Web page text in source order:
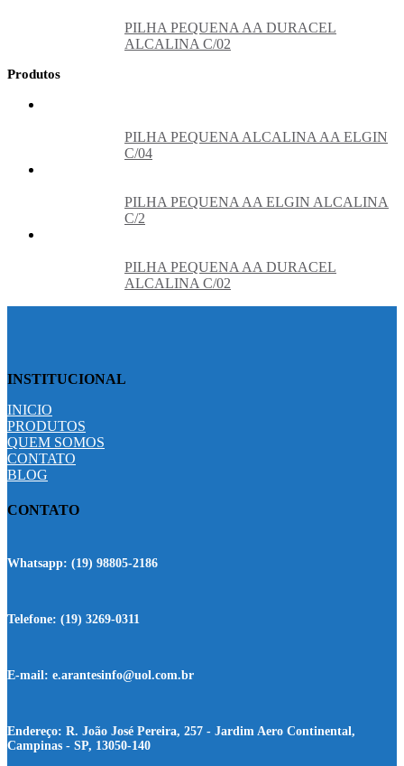
PILHA PEQUENA AA DURACEL
ALCALINA C/02
Produtos
PILHA PEQUENA ALCALINA AA ELGIN
C/04
PILHA PEQUENA AA ELGIN ALCALINA
C/2
PILHA PEQUENA AA DURACEL
ALCALINA C/02
INSTITUCIONAL
INICIO
PRODUTOS
QUEM SOMOS
CONTATO
BLOG
CONTATO
Whatsapp: (19) 98805-2186
Telefone: (19) 3269-0311
E-mail: e.arantesinfo@uol.com.br
Endereço: R. João José Pereira, 257 - Jardim Aero Continental,
Campinas - SP, 13050-140